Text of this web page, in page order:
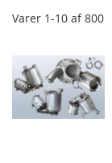
Varer 1-10 af800